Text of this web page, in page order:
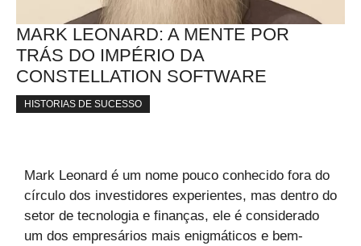
MARK LEONARD: A MENTE POR
TRÁS DO IMPÉRIO DA
CONSTELLATION SOFTWARE
HISTORIAS DE SUCESSO
Mark Leonard é um nome pouco conhecido fora do
círculo dos investidores experientes, mas dentro do
setor de tecnologia e finanças, ele é considerado
um dos empresários mais enigmáticos e bem-